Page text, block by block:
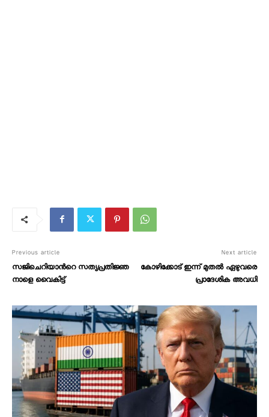
Previous article
സജിചെറിയാന്‍റെ സത്യപ്രതിജ്ഞ
നാളെ വൈകിട്ട്
Next article
കോഴിക്കോട് ഇന്ന് മുതൽ ഏഴുവരെ
പ്രാദേശിക അവധി